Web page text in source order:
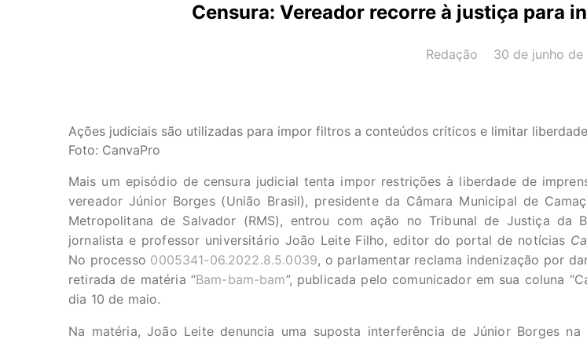
Censura: Vereador recorre à justiça para
AUTOR(A):
Redação DATA:
30 de junho de
Ações judiciais são utilizadas para impor filtros a conteúdos críticos e limitar liberdade
Foto: CanvaPro
Mais um episódio de censura judicial tenta impor restrições à liberdade de
vereador Júnior Borges (União Brasil), presidente da Câmara Municipal de
Metropolitana de Salvador (RMS), entrou com ação no Tribunal de Justiça da
jornalista e professor universitário João Leite Filho, editor do portal de notícias
No processo 0005341-06.2022.8.5.0039, o parlamentar reclama indenização por
retirada de matéria “Bam-bam-bam”, publicada pelo comunicador em sua coluna
dia 10 de maio.
Na matéria, João Leite denuncia uma suposta interferência de Júnior Borges na